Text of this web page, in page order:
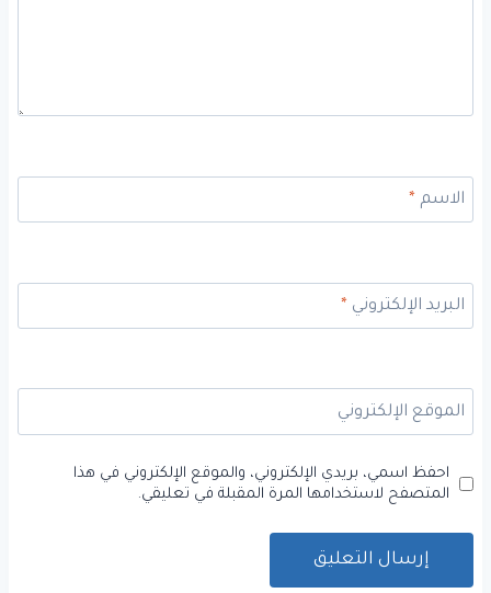
الاسم*
البريد الإلكتروني*
الموقع الإلكتروني
احفظ اسمي، بريدي الإلكتروني، والموقع الإلكتروني في هذا
المتصفح لاستخدامها المرة المقبلة في تعليقي.